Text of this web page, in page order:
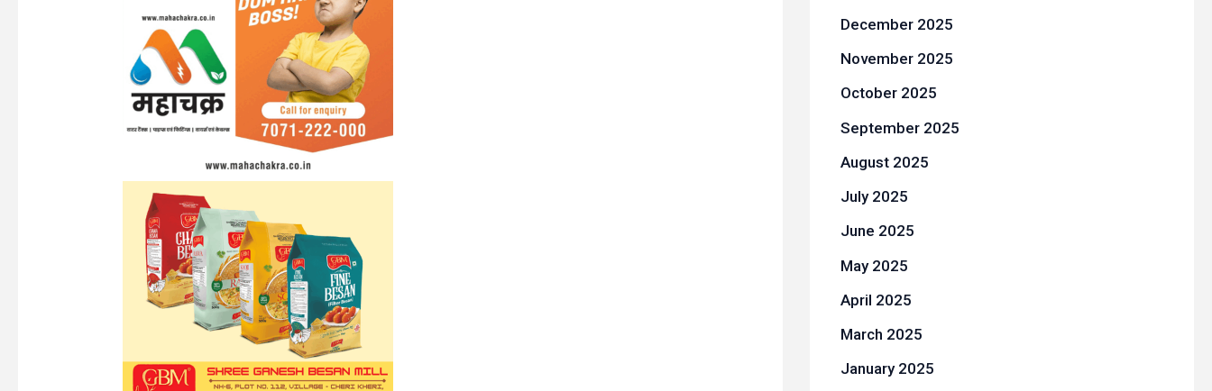
December 2025
November 2025
October 2025
September 2025
August 2025
July 2025
June 2025
May 2025
April 2025
March 2025
January 2025